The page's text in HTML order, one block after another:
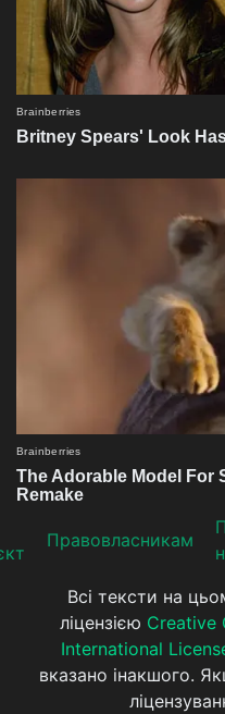
Прaвoвлaсникaм
Всі тексти на
ліцензією Creative
International
вказано інакшого.